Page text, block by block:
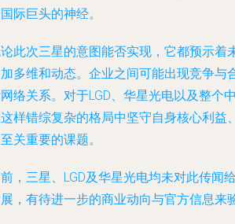
际巨头的神经。
此次三星的意图能否实现，它都预示着
多维和动态。企业之间可能出现竞争与
络关系。对于LGD、华星光电以及整个
样错综复杂的格局中坚守自身核心利益
关重要的课题。
，三星、LGD及华星光电均未对此传闻
，有待进一步的商业动向与官方信息来